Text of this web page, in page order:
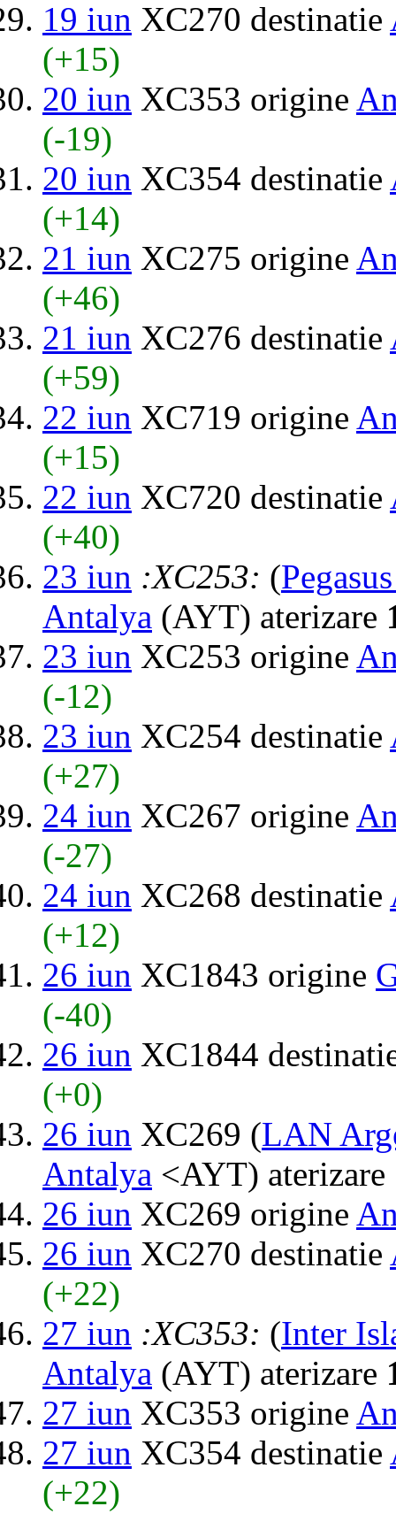
19 iun XC270 destinatie
(+15)
20 iun XC353 origine
(-19)
20 iun XC354 destinatie
(+14)
21 iun XC275 origine
(+46)
21 iun XC276 destinatie
(+59)
22 iun XC719 origine
(+15)
22 iun XC720 destinatie
(+40)
23 iun :XC253: (
Antalya (AYT) aterizare
23 iun XC253 origine
(-12)
23 iun XC254 destinatie
(+27)
24 iun XC267 origine
(-27)
24 iun XC268 destinatie
(+12)
26 iun XC1843 origine
(-40)
26 iun XC1844
(+0)
26 iun XC269 (LAN
Antalya <AYT) aterizare
26 iun XC269 origine
26 iun XC270 destinatie
(+22)
27 iun :XC353: (Inter
Antalya (AYT) aterizare
27 iun XC353 origine
27 iun XC354 destinatie
(+22)